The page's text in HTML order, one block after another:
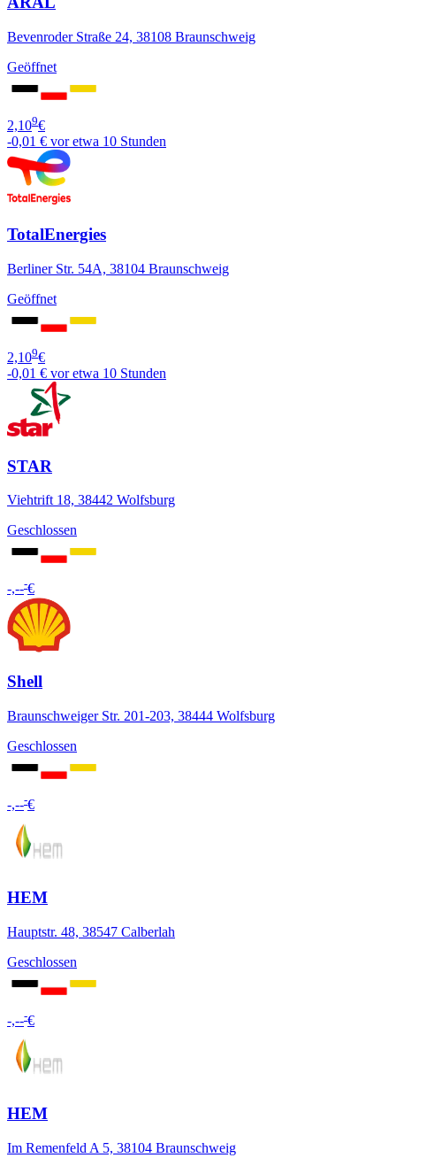
Bevenroder Straße 24, 38108 Braunschweig
Geöffnet
2,109€
-0,01 € vor etwa 10 Stunden
TotalEnergies
Berliner Str. 54A, 38104 Braunschweig
Geöffnet
2,109€
-0,01 € vor etwa 10 Stunden
STAR
Viehtrift 18, 38442 Wolfsburg
Geschlossen
-,---€
Shell
Braunschweiger Str. 201-203, 38444 Wolfsburg
Geschlossen
-,---€
HEM
Hauptstr. 48, 38547 Calberlah
Geschlossen
-,---€
HEM
Im Remenfeld A 5, 38104 Braunschweig